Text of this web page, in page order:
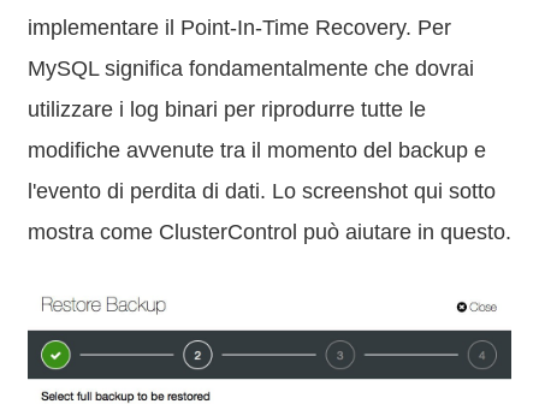
implementare il Point-In-Time Recovery. Per
MySQL significa fondamentalmente che dovrai
utilizzare i log binari per riprodurre tutte le
modifiche avvenute tra il momento del backup e
l'evento di perdita di dati. Lo screenshot qui sotto
mostra come ClusterControl può aiutare in questo.